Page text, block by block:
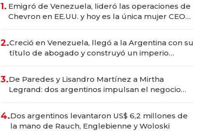
1. Emigró de Venezuela, lideró las operaciones de
Chevron en EE.UU. y hoy es la única mujer CEO
2.Creció en Venezuela, llegó a la Argentina con su
título de abogado y construyó un imperio
3.De Paredes y Lisandro Martínez a Mirtha
Legrand: dos argentinos impulsan el negocio
4.Dos argentinos levantaron US$ 6,2 millones de
la mano de Rauch, Englebienne y Woloski